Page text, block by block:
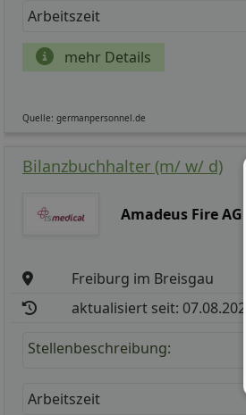
Arbeitszeit
mehr Details
Quelle: germanpersonnel.de
Bilanzbuchhalter (m/ w/ d)
Amadeus Fire AG
Freiburg im Breisgau
aktualisiert seit: 07.08.2026
Stellenbeschreibung:
Arbeitszeit